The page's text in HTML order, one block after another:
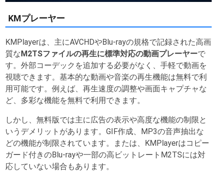
KMプレーヤー
KMPlayerは、主にAVCHDやBlu-rayの規格で記録された高画
質な M2TSファイルの再生に標準対応の動画プレーヤーで
す。外部コーデックを追加する必要がなく、手軽で動画を
視聴できます。基本的な動画や音楽の再生機能は無料で利
用可能です。例えば、再生速度の調整や画面キャプチャな
ど、多彩な機能を無料で利用できます。
しかし、無料版では主に広告の表示や高度な機能の制限と
いうデメリットがあります。GIF作成、MP3の音声抽出な
どの機能が制限されています。または、KMPlayerはコピー
ガード付きのBlu-rayや一部の高ビットレートM2TSには対
応していない場合もあります。